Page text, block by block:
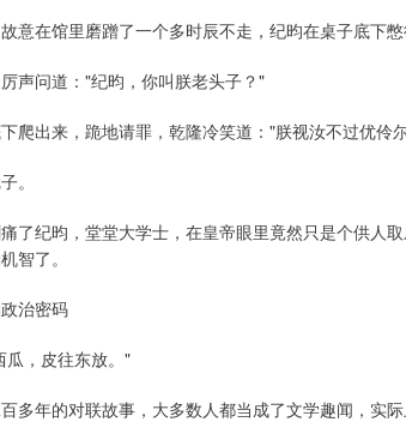
意在馆里磨蹭了一个多时辰不走，纪昀在桌子底下
声问道："纪昀，你叫朕老头子？"
爬出来，跪地请罪，乾隆冷笑道："朕视汝不过优伶
。
了纪昀，堂堂大学士，在皇帝眼里竟然只是个供人
智了。
治密码
瓜，皮往东放。"
多年的对联故事，大多数人都当成了文学趣闻，实